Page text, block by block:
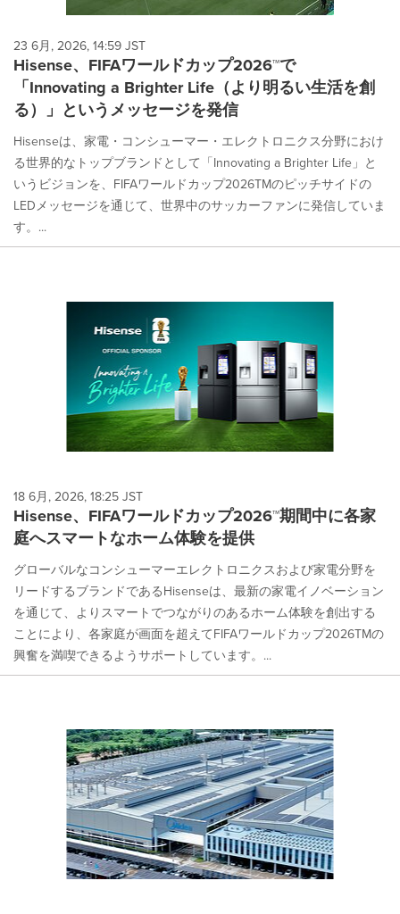
23 6月, 2026, 14:59 JST
Hisense、FIFAワールドカップ2026™で
「Innovating a Brighter Life（より明るい生活を創
る）」というメッセージを発信
Hisenseは、家電・コンシューマー・エレクトロニクス分野におけ
る世界的なトップブランドとして「Innovating a Brighter Life」と
いうビジョンを、FIFAワールドカップ2026TMのピッチサイドの
LEDメッセージを通じて、世界中のサッカーファンに発信していま
す。...
18 6月, 2026, 18:25 JST
Hisense、FIFAワールドカップ2026™期間中に各家
庭へスマートなホーム体験を提供
グローバルなコンシューマーエレクトロニクスおよび家電分野を
リードするブランドであるHisenseは、最新の家電イノベーション
を通じて、よりスマートでつながりのあるホーム体験を創出する
ことにより、各家庭が画面を超えてFIFAワールドカップ2026TMの
興奮を満喫できるようサポートしています。...